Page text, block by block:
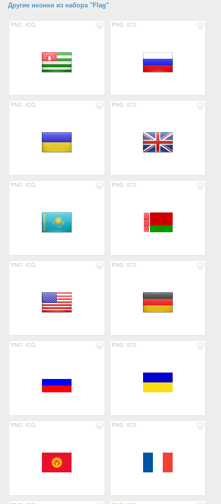
Другие иконки из набора "Flag"
PNG ICO PNG ICO
PNG ICO PNG ICO
PNG ICO PNG ICO
PNG ICO PNG ICO
PNG ICO PNG ICO
PNG ICO PNG ICO